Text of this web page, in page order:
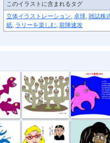
このイラストに含まれるタグ
立体イラストレーション, 卓球, 雑誌株
紙, ラリーを楽しむ, 前陣速攻
ハイ私です。 ジャコウウシ